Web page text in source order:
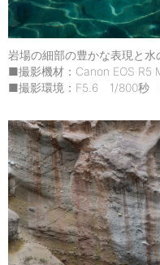
岩場の細部の豊かな表現と水
■撮影機材：Canon EOS R5
■撮影環境：F5.6 1/800秒